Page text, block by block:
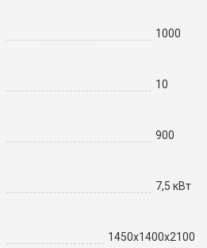
1000
10
900
7,5 кВт
1450х1400х2100